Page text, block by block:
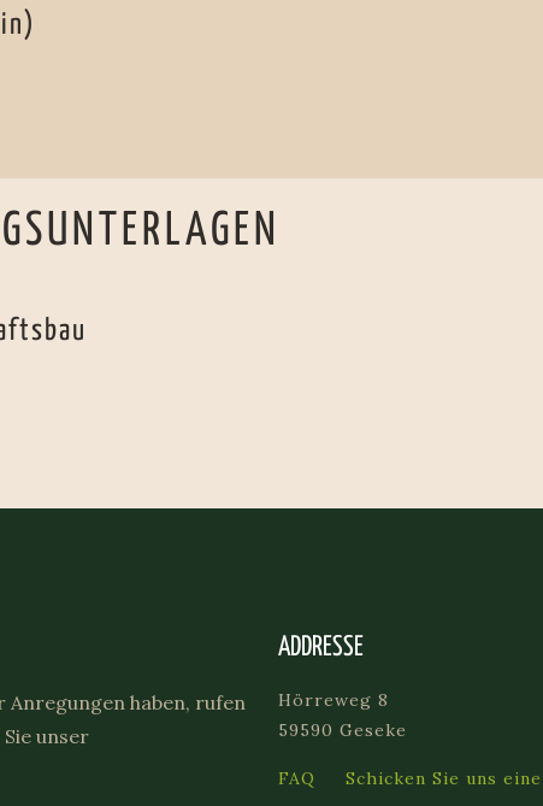
Anregungen haben, rufen
unser
ADDRESSE
Hörreweg 8
59590 Geseke
FAQ Schicken Sie uns